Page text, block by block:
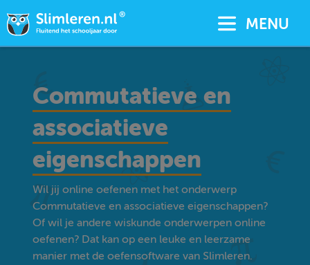
MENU
Commutatieve en
associatieve
eigenschappen
Wil jij online oefenen met het onderwerp
Commutatieve en associatieve eigenschappen?
Of wil je andere wiskunde onderwerpen online
oefenen? Dat kan op een leuke en leerzame
manier met de oefensoftware van Slimleren.